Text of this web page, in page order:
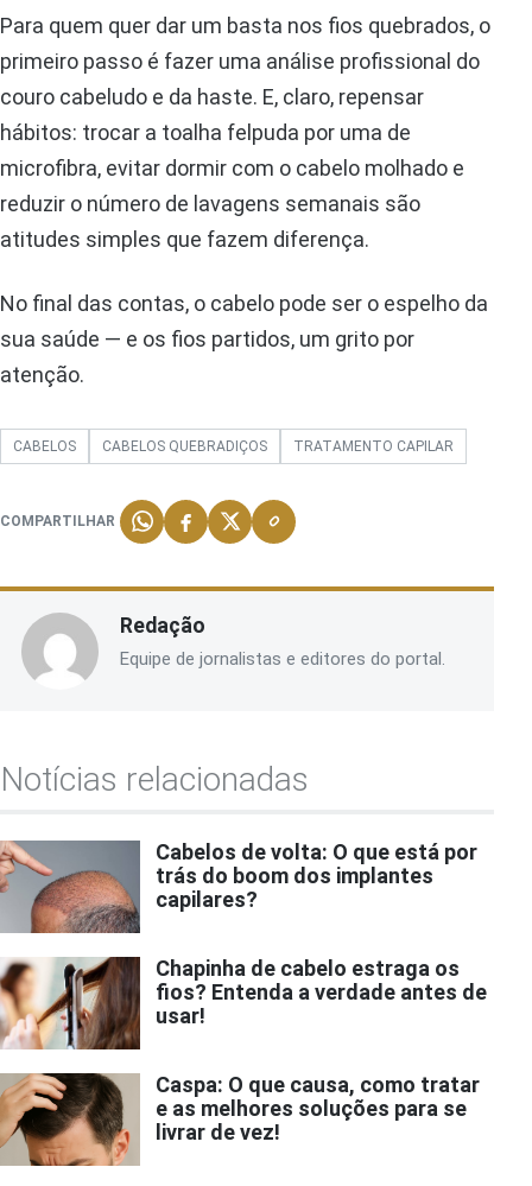
Para quem quer dar um basta nos fios quebrados, o
primeiro passo é fazer uma análise profissional do
couro cabeludo e da haste. E, claro, repensar
hábitos: trocar a toalha felpuda por uma de
microfibra, evitar dormir com o cabelo molhado e
reduzir o número de lavagens semanais são
atitudes simples que fazem diferença.
No final das contas, o cabelo pode ser o espelho da
sua saúde — e os fios partidos, um grito por
atenção.
CABELOS CABELOS QUEBRADIÇOS TRATAMENTO CAPILAR
COMPARTILHAR
Redação
Equipe de jornalistas e editores do portal.
Notícias relacionadas
Cabelos de volta: O que está por
trás do boom dos implantes
capilares?
Chapinha de cabelo estraga os
fios? Entenda a verdade antes de
usar!
Caspa: O que causa, como tratar
e as melhores soluções para se
livrar de vez!